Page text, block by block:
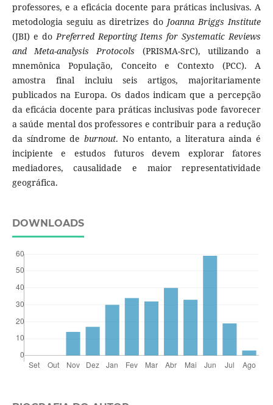
professores, e a eficácia docente para práticas inclusivas. A
metodologia seguiu as diretrizes do Joanna Briggs Institute
(JBI) e doPreferred Reporting Items for Systematic Reviews
and Meta-analysis Protocols (PRISMA-SrC), utilizando a
mnemônica População, Conceito e Contexto (PCC). A
amostra final incluiu seis artigos, majoritariamente
publicados na Europa. Os dados indicam que a percepção
da eficácia docente para práticas inclusivas pode favorecer
a saúde mental dos professores e contribuir para a redução
da síndrome de burnout. No entanto, a literatura ainda é
incipiente e estudos futuros devem explorar fatores
mediadores, causalidade e maior representatividade
geográfica.
DOWNLOADS